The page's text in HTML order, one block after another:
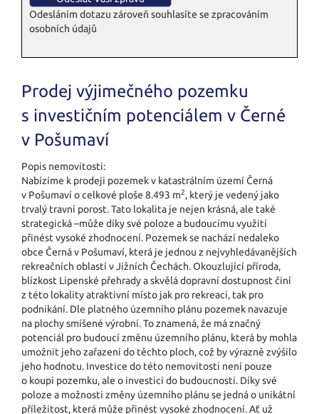
Odesláním dotazu zároveň souhlasíte se zpracováním
osobních údajů
Prodej výjimečného pozemku
s investičním potenciálem v Černé
v Pošumaví
Popis nemovitosti:
Nabízíme k prodeji pozemek v katastrálním území Černá
v Pošumaví o celkové ploše 8.493 m2, který je vedený jako
trvalý travní porost. Tato lokalita je nejen krásná, ale také
strategická –může díky své poloze a budoucímu využití
přinést vysoké zhodnocení. Pozemek se nachází nedaleko
obce Černá v Pošumaví, která je jednou z nejvyhledáva­nějších
rekreačních oblastí v Jižních Čechách. Okouzlující příroda,
blízkost Lipenské přehrady a skvělá dopravní dostupnost činí
z této lokality atraktivní místo jak pro rekreaci, tak pro
podnikání. Dle platného územního plánu pozemek navazuje
na plochy smíšené výrobní. To znamená, že má značný
potenciál pro budoucí změnu územního plánu, která by mohla
umožnit jeho zařazení do těchto ploch, což by výrazně zvýšilo
jeho hodnotu. Investice do této nemovitosti není pouze
o koupi pozemku, ale o investici do budoucnosti. Díky své
poloze a možnosti změny územního plánu se jedná o unikátní
příležitost, která může přinést vysoké zhodnocení. Ať už